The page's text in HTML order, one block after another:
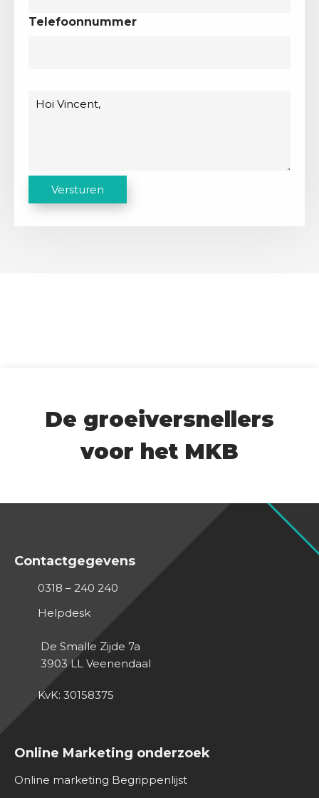
Telefoonnummer
A
Versturen
De groeiversnellers
voor het MKB
Online Marketing onderzoek
Online marketing Begrippenlijst
Contactgegevens
0318 – 240 240
Helpdesk
De Smalle Zijde 7a
3903 LL Veenendaal
KvK: 30158375